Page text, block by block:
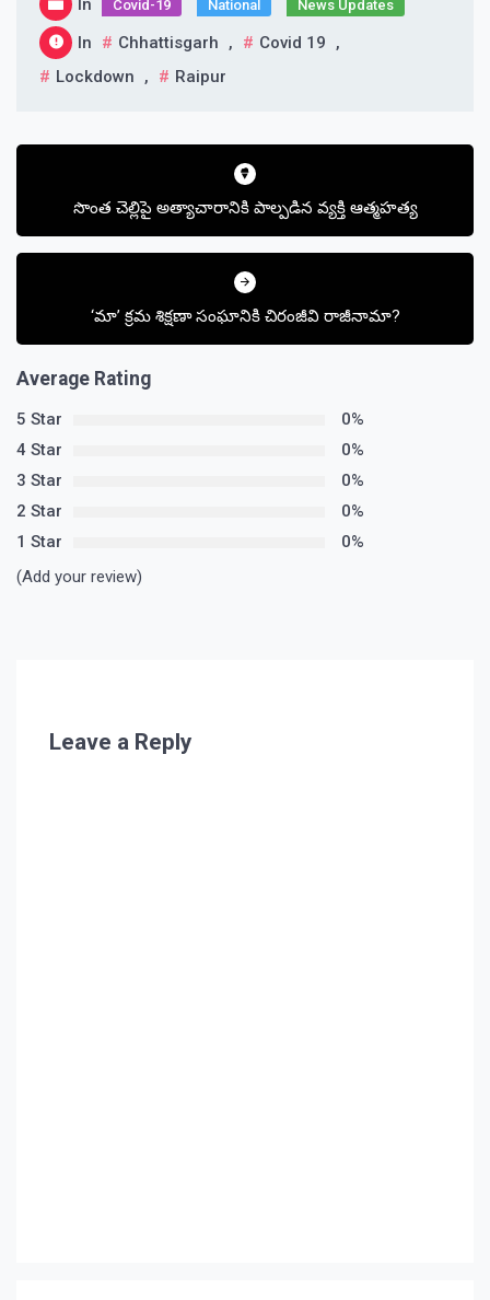
In Covid-19 National News Updates
In Chhattisgarh , Covid 19
,
Lockdown
, Raipur
Post
సొంత చెల్లిపై అత్యాచారానికి పాల్పడిన వ్యక్తి ఆత్మహత్య
‘మా’ క్రమ శిక్షణా సంఘానికి చిరంజీవి రాజీనామా?
Average Rating
5 Star
0%
4 Star
0%
3 Star
0%
2 Star
0%
1 Star
0%
(Add your review)
Leave a Reply